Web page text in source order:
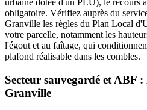
urbaine dotée d'un PLU), le recours
obligatoire. Vérifiez auprès du
Granville les règles du Plan Local
votre parcelle, notamment les
l'égout et au faîtage, qui
plafond réalisable dans les combles.
Secteur sauvegardé et ABF :
Granville